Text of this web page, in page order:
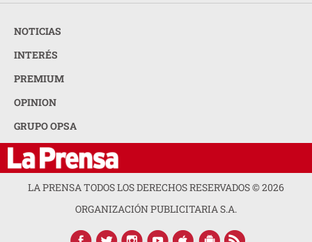
NOTICIAS
INTERÉS
PREMIUM
OPINION
GRUPO OPSA
LA PRENSA TODOS LOS DERECHOS RESERVADOS ©2026
ORGANIZACIÓN PUBLICITARIA S.A.